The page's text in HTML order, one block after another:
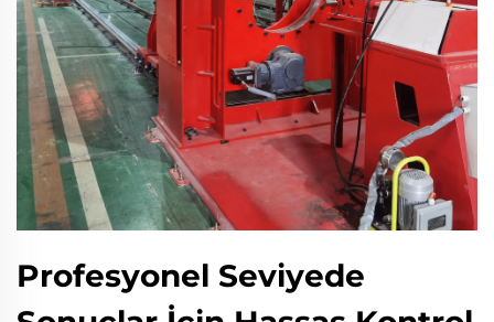
Profesyonel Seviyede